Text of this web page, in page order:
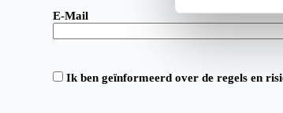
g
u
s
E-Mail
Ik ben geïnformeerd over de regels en